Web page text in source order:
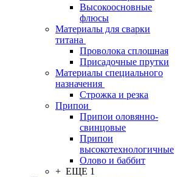
Высокоосновные
флюсы
Материалы для сварки
титана
Проволока сплошная
Присадочные прутки
Материалы специального
назначения
Строжка и резка
Припои
Припои оловянно-
свинцовые
Припои
высокотехнологичные
Олово и баббит
+ ЕЩЕ 1